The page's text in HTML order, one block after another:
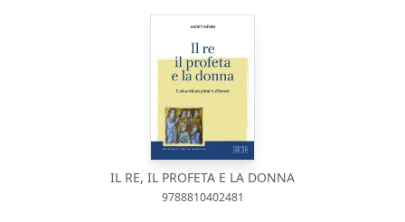
IL RE, IL PROFETA E LA DONNA
9788810402481